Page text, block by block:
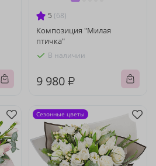
5 (68)
Композиция "Милая
птичка"
В наличии
9 980 ₽
Сезонные цветы